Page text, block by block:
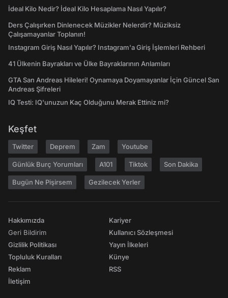
İdeal Kilo Nedir? İdeal Kilo Hesaplama Nasıl Yapılır?
Ders Çalışırken Dinlenecek Müzikler Nelerdir? Müziksiz
Çalışamayanlar Toplanın!
Instagram Giriş Nasıl Yapılır? Instagram'a Giriş İşlemleri Rehberi
41 Ülkenin Bayrakları ve Ülke Bayraklarının Anlamları
GTA San Andreas Hileleri! Oynamaya Doyamayanlar İçin Güncel San
Andreas Şifreleri
IQ Testi: IQ'unuzun Kaç Olduğunu Merak Ettiniz mi?
Keşfet
Twitter Deprem Zam Youtube
Günlük Burç Yorumları A101 Tiktok Son Dakika
Bugün Ne Pişirsem Gezilecek Yerler
Hakkımızda
Geri Bildirim
Gizlilik Politikası
Topluluk Kuralları
Reklam
İletişim
Kariyer
Kullanıcı Sözleşmesi
Yayın İlkeleri
Künye
RSS